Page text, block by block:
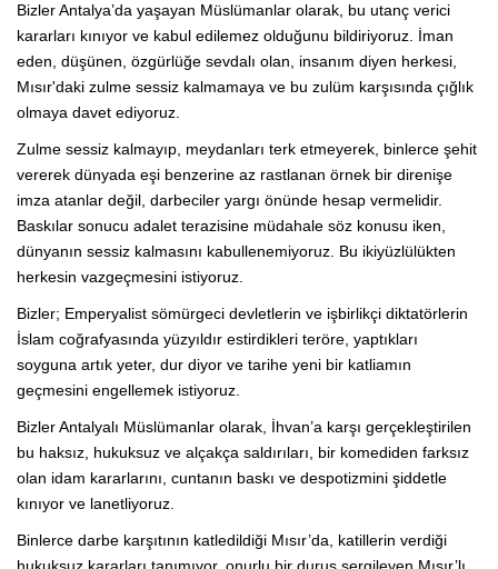
Bizler Antalya’da yaşayan Müslümanlar olarak, bu utanç verici
kararları kınıyor ve kabul edilemez olduğunu bildiriyoruz. İman
eden, düşünen, özgürlüğe sevdalı olan, insanım diyen herkesi,
Mısır'daki zulme sessiz kalmamaya ve bu zulüm karşısında çığlık
olmaya davet ediyoruz.
Zulme sessiz kalmayıp, meydanları terk etmeyerek, binlerce şehit
vererek dünyada eşi benzerine az rastlanan örnek bir direnişe
imza atanlar değil, darbeciler yargı önünde hesap vermelidir.
Baskılar sonucu adalet terazisine müdahale söz konusu iken,
dünyanın sessiz kalmasını kabullenemiyoruz. Bu ikiyüzlülükten
herkesin vazgeçmesini istiyoruz.
Bizler; Emperyalist sömürgeci devletlerin ve işbirlikçi diktatörlerin
İslam coğrafyasında yüzyıldır estirdikleri teröre, yaptıkları
soyguna artık yeter, dur diyor ve tarihe yeni bir katliamın
geçmesini engellemek istiyoruz.
Bizler Antalyalı Müslümanlar olarak, İhvan’a karşı gerçekleştirilen
bu haksız, hukuksuz ve alçakça saldırıları, bir komediden farksız
olan idam kararlarını, cuntanın baskı ve despotizmini şiddetle
kınıyor ve lanetliyoruz.
Binlerce darbe karşıtının katledildiği Mısır’da, katillerin verdiği